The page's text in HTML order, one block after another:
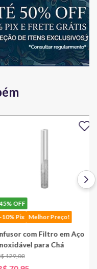
OFF
Pix
Melhor Preço!
com Filtro em Aço
para Chá
Bsf
,00